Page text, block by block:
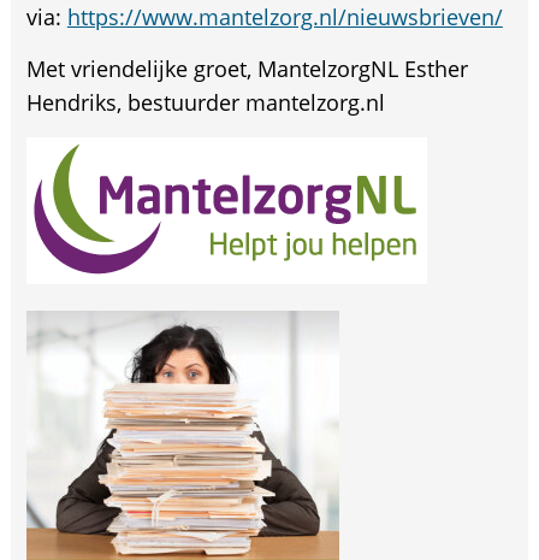
via: https://www.mantelzorg.nl/nieuwsbrieven/
Met vriendelijke groet, MantelzorgNL Esther
Hendriks, bestuurder mantelzorg.nl